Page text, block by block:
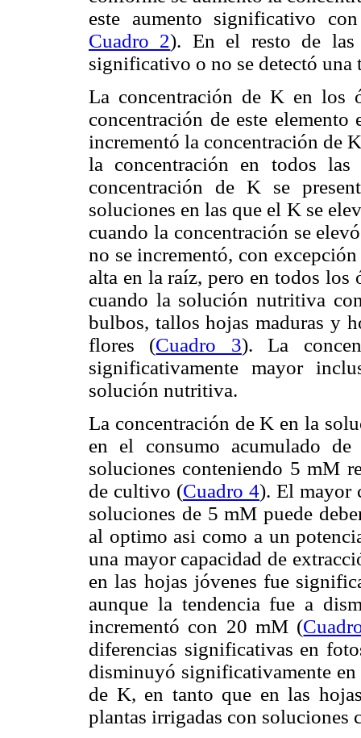
este aumento significativo
Cuadro 2). En el resto de las
significativo o no se detectó una
La concentración de K en los
concentración de este
incrementó la concentración de
la concentración en todos
concentración de K se
soluciones en las que el K se
cuando la concentración se
no se incrementó, con
alta en la raíz, pero en todos los
cuando la solución nutritiva
bulbos, tallos hojas maduras y
flores (Cuadro 3). La
significativamente mayor
solución nutritiva.
La concentración de K en la
en el consumo acumulado
soluciones conteniendo 5 mM
de cultivo (Cuadro 4). El mayor
soluciones de 5 mM puede
al optimo asi como a un
una mayor capacidad de
en las hojas jóvenes fue
aunque la tendencia fue a
incrementó con 20 mM (
diferencias significativas en
disminuyó significativamente en
de K, en tanto que en las
plantas irrigadas con